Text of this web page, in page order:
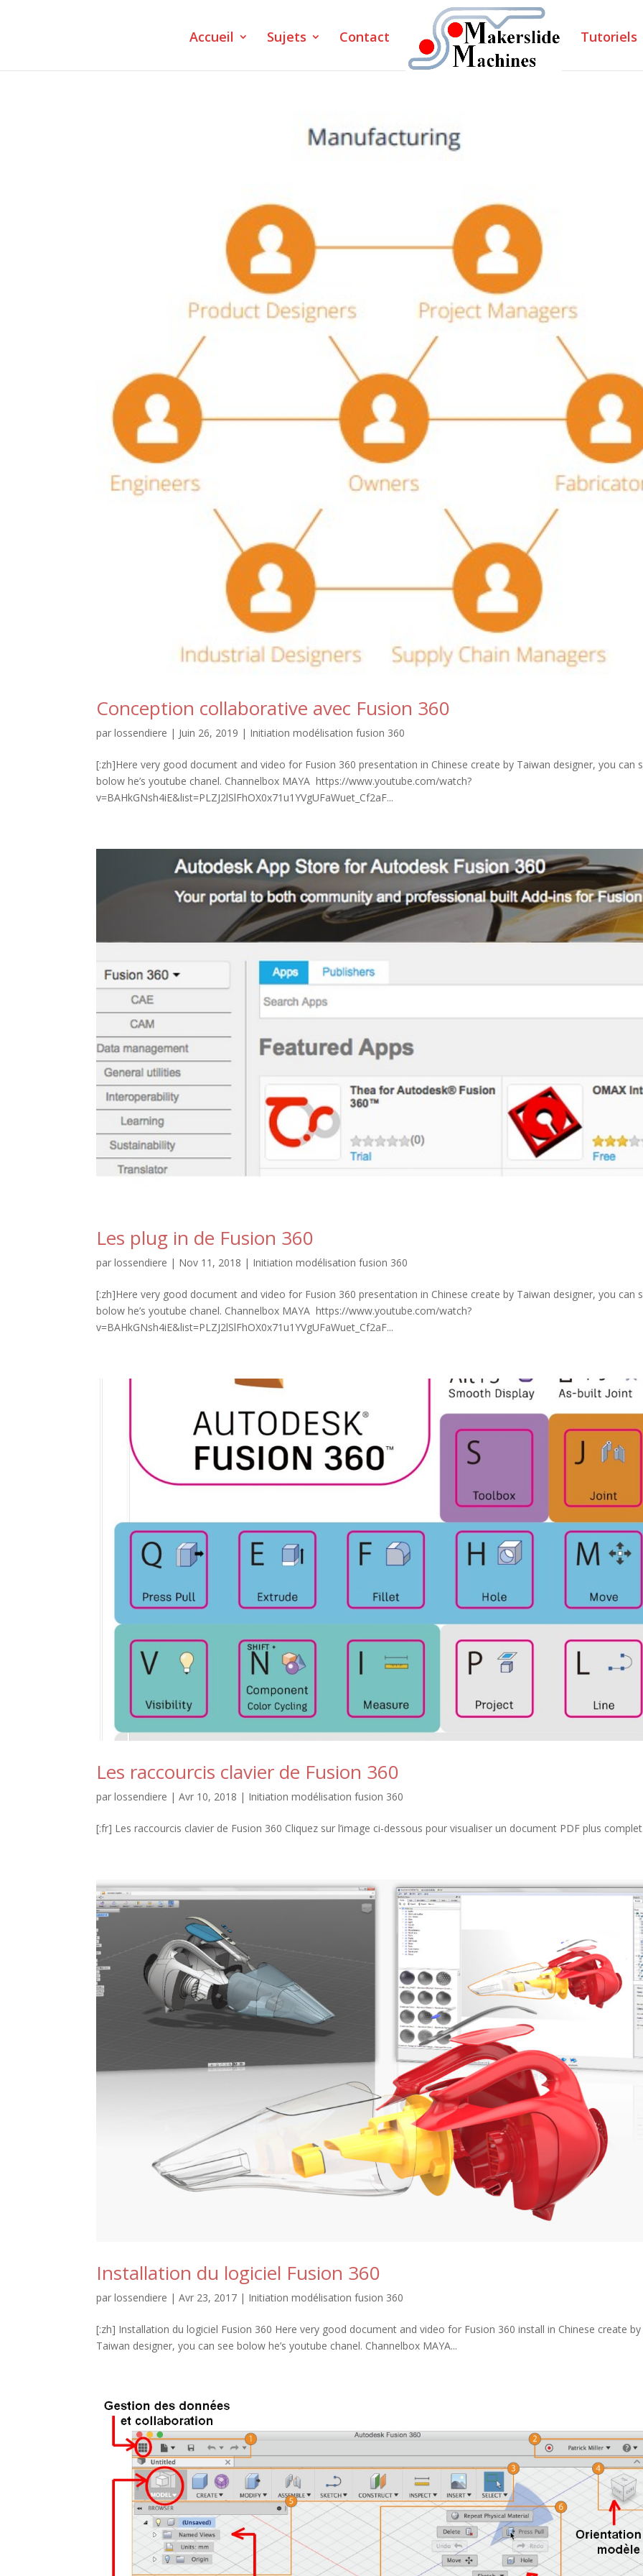
Accueil Sujets Contact Tutoriels
Conception collaborative avec Fusion 360
parlossendiere | Juin 26, 2019 | Initiation modélisation fusion 360
[:zh]Here very good document and video for Fusion 360 presentation in Chinese create by Taiwan designer, you can
bolow he’s youtube chanel. Channelbox MAYA https://www.youtube.com/watch?
v=BAHkGNsh4iE&list=PLZJ2lSlFhOX0x71u1YVgUFaWuet_Cf2aF...
Les plug in de Fusion 360
parlossendiere | Nov 11, 2018 | Initiation modélisation fusion 360
[:zh]Here very good document and video for Fusion 360 presentation in Chinese create by Taiwan designer, you can
bolow he’s youtube chanel. Channelbox MAYA https://www.youtube.com/watch?
v=BAHkGNsh4iE&list=PLZJ2lSlFhOX0x71u1YVgUFaWuet_Cf2aF...
Les raccourcis clavier de Fusion 360
parlossendiere |Avr 10, 2018 | Initiation modélisation fusion 360
[:fr] Les raccourcis clavier de Fusion 360 Cliquez sur l’image ci-dessous pour visualiser un document PDF plus
Installation du logiciel Fusion 360
parlossendiere |Avr 23, 2017 | Initiation modélisation fusion 360
[:zh] Installation du logiciel Fusion 360 Here very good document and video for Fusion 360 install in Chinese create by
Taiwan designer, you can see bolow he’s youtube chanel. Channelbox MAYA...